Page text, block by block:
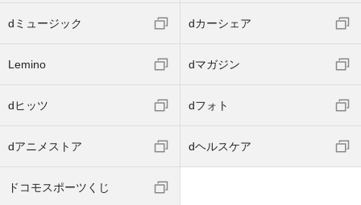
dミュージック dカーシェア
Lemino dマガジン
dヒッツ dフォト
dアニメストア dヘルスケア
ドコモスポーツくじ